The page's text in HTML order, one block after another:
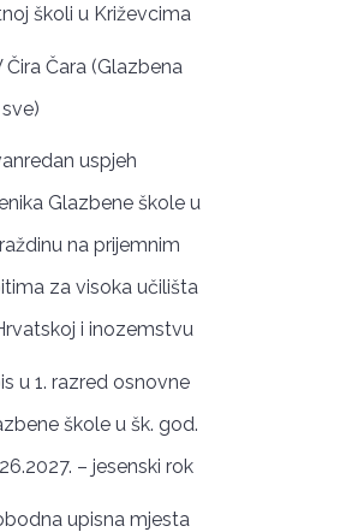
školi u Križevcima
Čira Čara (Glazbena
uspjeh
Glazbene škole u
na prijemnim
za visoka učilišta
i inozemstvu
u 1. razred osnovne
škole u šk. god.
– jesenski rok
upisna mjesta